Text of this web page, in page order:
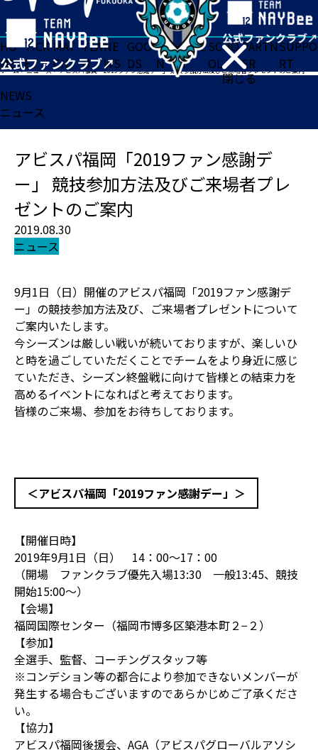
閉じる
HO
ME
TICK
ET
MAT
CH
TEA
M
NE
WS
GOO
DS
FA
N
ACADE
MY
SCHO
OL
PARTN
ER
SUPPO
RT
ホーム>ニュース>アビスパ福岡「2019ファン感謝デー」 競技参加方法及びご来場者プレゼントのご案内
NEWS
ニュース
アビスパ福岡「2019ファン感謝デ
ー」 競技参加方法及びご来場者プレ
ゼントのご案内
2019.08.30
ニュース
9月1日（日）開催のアビスパ福岡「2019ファン感謝デ
ー」の競技参加方法及び、ご来場者プレゼントについて
ご案内いたします。
今シーズンは厳しい戦いが続いておりますが、楽しいひ
と時を過ごしていただくことでチームをより身近に感じ
ていただき、シーズン終盤戦に向けて皆様との結束力を
高めるイベントになればと考えております。
皆様のご来場、参加をお待ちしております。
＜アビスパ福岡「2019ファン感謝デー」＞
【開催日時】
2019年9月1日（日） 14：00～17：00
（開場 ファンクラブ優先入場13:30 一般13:45、競技
開始15:00～）
【会場】
福岡国際センター（福岡市博多区築港本町２−２）
【参加】
全選手、監督、コーチングスタッフ等
※コンデション等の都合により参加できないメンバーが
発生する場合もございますのであらかじめご了承くださ
い。
【協力】
アビスパ福岡後援会、AGA（アビスパグローバルアソシ